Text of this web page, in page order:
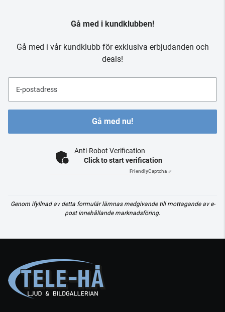
Gå med i kundklubben!
Gå med i vår kundklubb för exklusiva erbjudanden och
deals!
E-postadress
Gå med nu!
Anti-Robot Verification
Click to start verification
FriendlyCaptcha ⇗
Genom ifyllnad av detta formulär lämnas medgivande till mottagande av e-
post innehållande marknadsföring.